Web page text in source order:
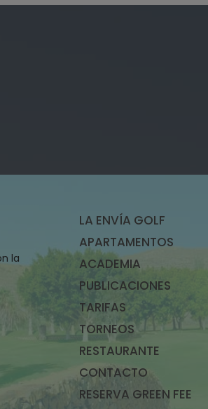
la
LA ENVÍA GOLF
APARTAMENTOS
ACADEMIA
PUBLICACIONES
TARIFAS
TORNEOS
RESTAURANTE
CONTACTO
RESERVA GREEN FEE